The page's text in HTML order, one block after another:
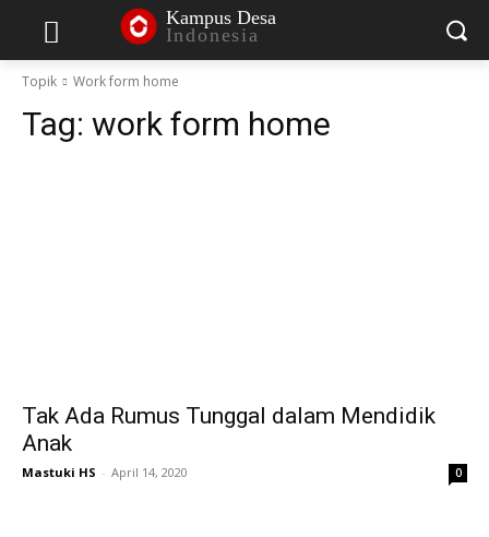
Kampus Desa
Indonesia
Topik Work form home
Tag: work form home
Tak Ada Rumus Tunggal dalam Mendidik
Anak
Mastuki HS - April 14, 2020 0